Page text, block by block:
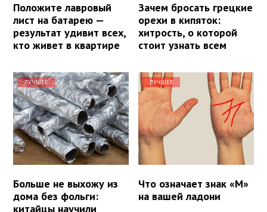
Положите лавровый
лист на батарею —
результат удивит всех,
кто живет в квартире
Зачем бросать грецкие
орехи в кипяток:
хитрость, о которой
стоит узнать всем
ЛУЧШЕЕ
Больше не выхожу из
дома без фольги:
китайцы научили
ЛУЧШЕЕ
Что означает знак «М»
на вашей ладони